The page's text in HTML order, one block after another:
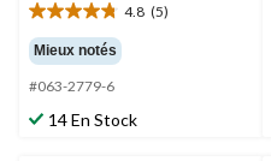
4.8 (5)
4.8
étoile(s)
sur
5.
5
Mieux notés
#063-2779-6
14 En Stock